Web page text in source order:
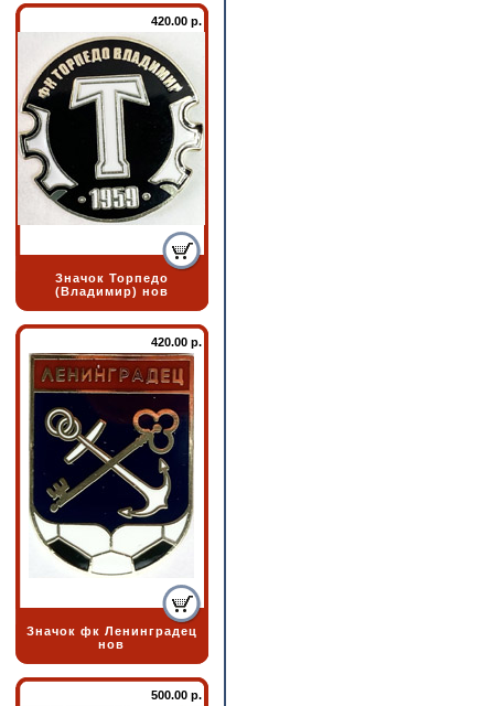
420.00 р.
Значок Торпедо
(Владимир) нов
420.00 р.
Значок фк Ленинградец
нов
500.00 р.